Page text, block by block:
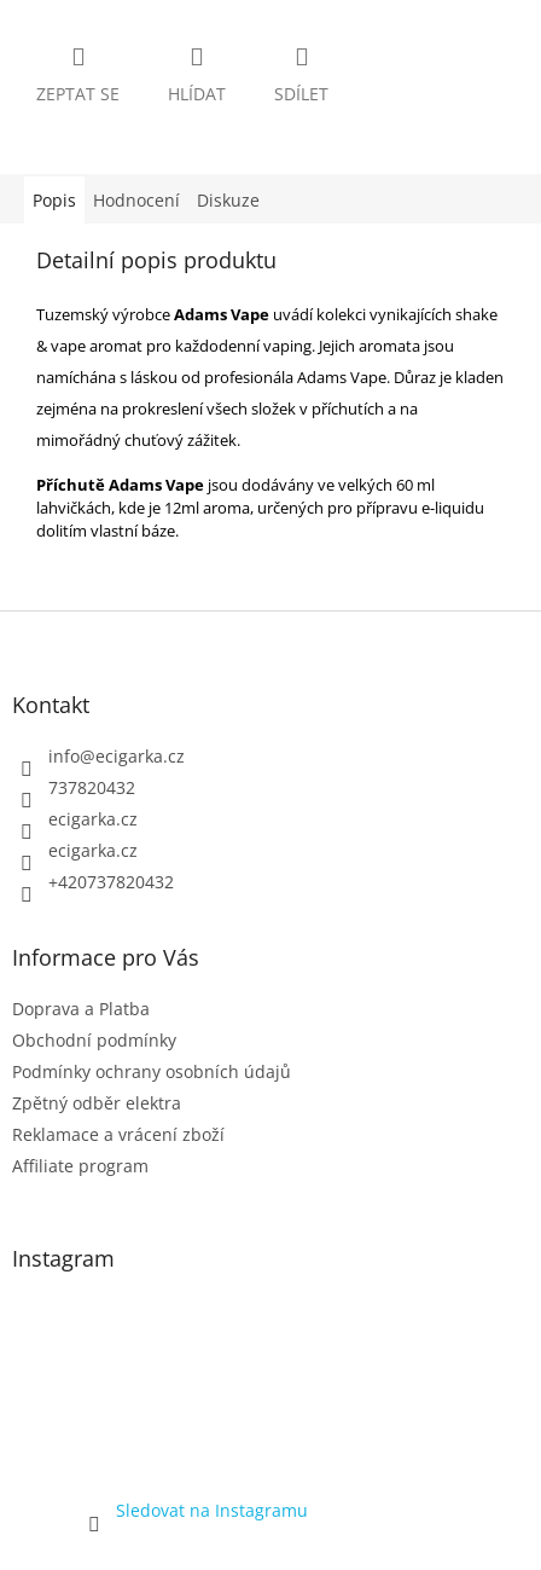
ZEPTAT SE HLÍDAT SDÍLET
Popis Hodnocení Diskuze
Detailní popis produktu
Tuzemský výrobceAdams Vape uvádí kolekci vynikajících shake
& vape aromat pro každodenní vaping. Jejich aromata jsou
namíchána s láskou od profesionála Adams Vape. Důraz je kladen
zejména na prokreslení všech složek v příchutích a na
mimořádný chuťový zážitek.
Příchutě Adams Vape jsou dodávány ve velkých 60 ml
lahvičkách, kde je 12ml aroma, určených pro přípravu e-liquidu
dolitím vlastní báze.
Kontakt
info@ecigarka.cz
737820432
ecigarka.cz
ecigarka.cz
+420737820432
Informace pro Vás
Doprava a Platba
Obchodní podmínky
Podmínky ochrany osobních údajů
Zpětný odběr elektra
Reklamace a vrácení zboží
Affiliate program
Instagram
Sledovat na Instagramu